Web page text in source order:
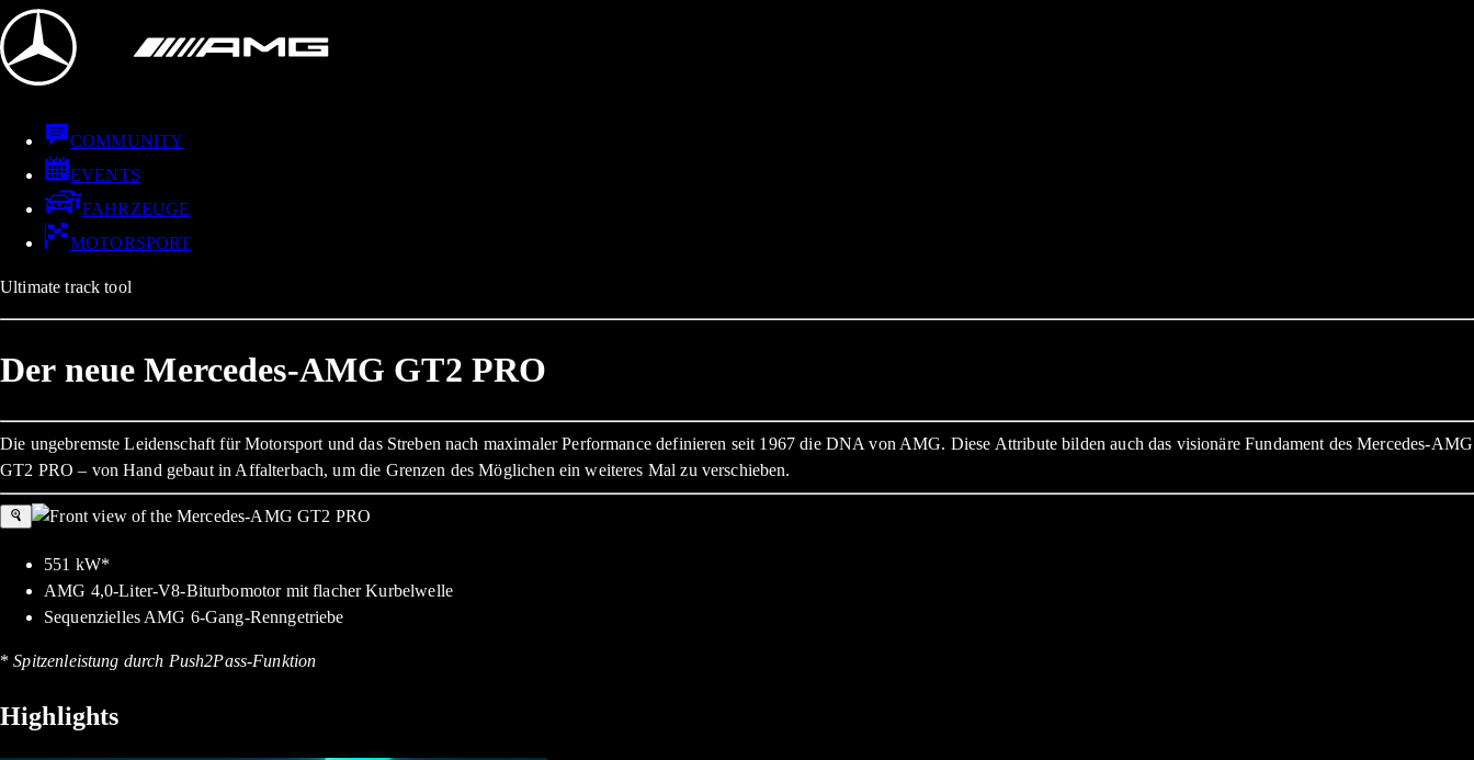
COMMUNITY
EVENTS
FAHRZEUGE
MOTORSPORT
Ultimate track tool
Der neue Mercedes-AMG GT2 PRO
Die ungebremste Leidenschaft für Motorsport und das Streben nach maximaler Performance definieren seit 1967 die DNA von AMG. Diese Attribute bilden auch das visionäre Fundament des Mercedes-AMG
GT2 PRO – von Hand gebaut in Affalterbach, um die Grenzen des Möglichen ein weiteres Mal zu verschieben.
551 kW*
AMG 4,0-Liter-V8-Biturbomotor mit flacher Kurbelwelle
Sequenzielles AMG 6-Gang-Renngetriebe
*Spitzenleistung durch Push2Pass-Funktion
Highlights